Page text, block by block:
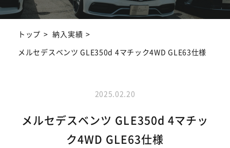
選ばれる理由
サービス内容
作業実績
チャンネル
ランドクルーザー
SDGs宣言
トップ
納入実績
メルセデスベンツ GLE350d 4マチック4WD GLE63仕様
2025.02.20
メルセデスベンツ GLE350d 4マチッ
ク4WD GLE63仕様